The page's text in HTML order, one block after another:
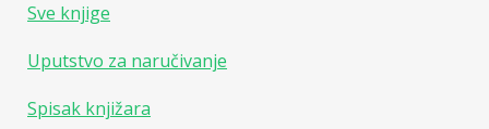
Sve knjige
Uputstvo za naručivanje
Spisak knjižara